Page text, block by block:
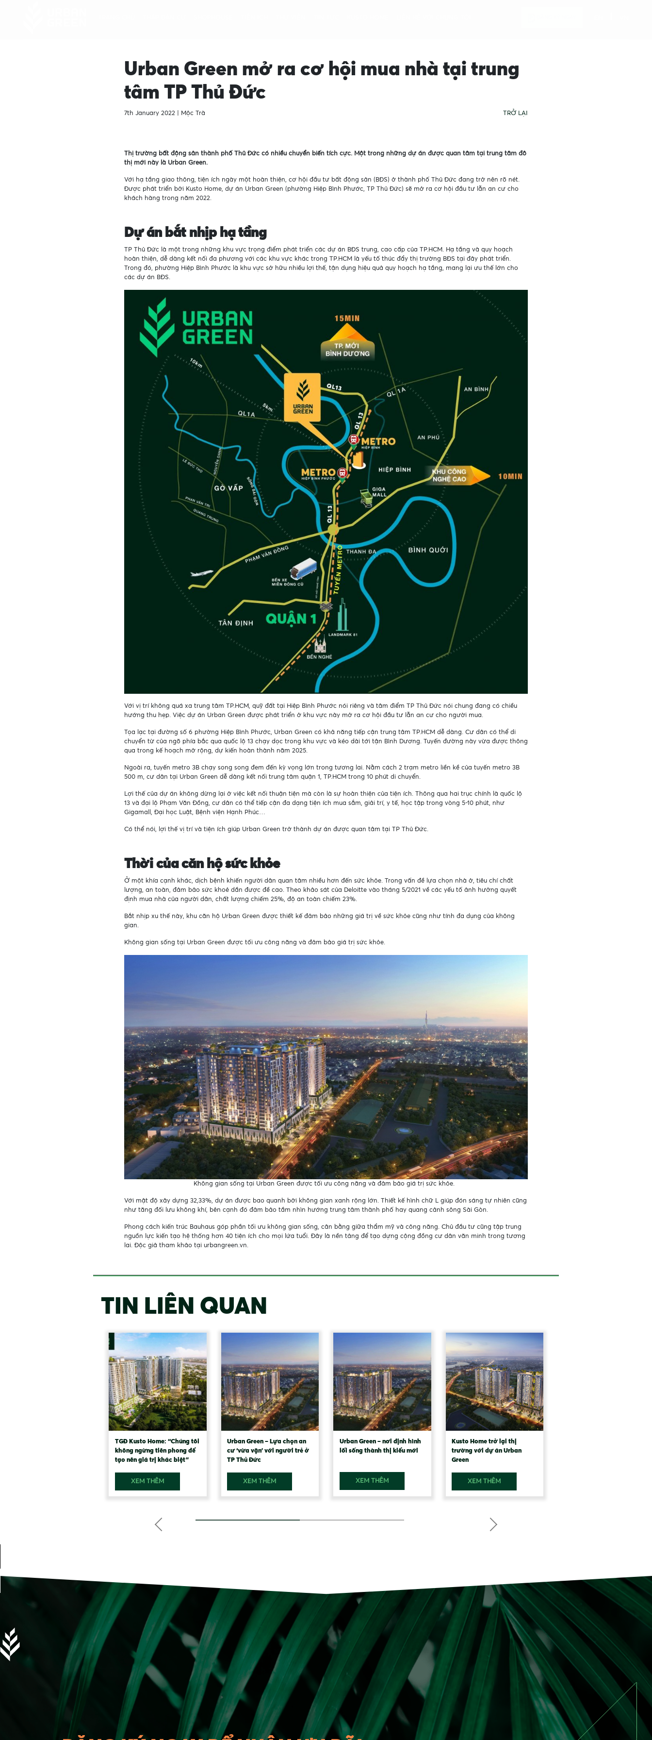
Urban Green mở ra cơ hội mua nhà tại trung
tâm TP Thủ Đức
7th January 2022 | Mộc Trà TRỞ LẠI
Thị trường bất động sản thành phố Thủ Đức có nhiều chuyển biến tích cực. Một trong những dự án được quan tâm tại trung tâm đô
thị mới này là Urban Green.
Với hạ tầng giao thông, tiện ích ngày một hoàn thiện, cơ hội đầu tư bất động sản (BĐS) ở thành phố Thủ Đức đang trở nên rõ nét.
Được phát triển bởi Kusto Home, dự án Urban Green (phường Hiệp Bình Phước, TP Thủ Đức) sẽ mở ra cơ hội đầu tư lẫn an cư cho
khách hàng trong năm 2022.
Dự án bắt nhịp hạ tầng
TP Thủ Đức là một trong những khu vực trọng điểm phát triển các dự án BĐS trung, cao cấp của TP.HCM. Hạ tầng và quy hoạch
hoàn thiện, dễ dàng kết nối đa phương với các khu vực khác trong TP.HCM là yếu tố thúc đẩy thị trường BĐS tại đây phát triển.
Trong đó, phường Hiệp Bình Phước là khu vực sở hữu nhiều lợi thế, tận dụng hiệu quả quy hoạch hạ tầng, mang lại ưu thế lớn cho
các dự án BĐS.
Với vị trí không quá xa trung tâm TP.HCM, quỹ đất tại Hiệp Bình Phước nói riêng và tâm điểm TP Thủ Đức nói chung đang có chiều
hướng thu hẹp. Việc dự án Urban Green được phát triển ở khu vực này mở ra cơ hội đầu tư lẫn an cư cho người mua.
Tọa lạc tại đường số 6 phường Hiệp Bình Phước, Urban Green có khả năng tiếp cận trung tâm TP.HCM dễ dàng. Cư dân có thể di
chuyển từ của ngõ phía bắc qua quốc lộ 13 chạy dọc trong khu vực và kéo dài tới tận Bình Dương. Tuyến đường này vừa được thông
qua trong kế hoạch mở rộng, dự kiến hoàn thành năm 2025.
Ngoài ra, tuyến metro 3B chạy song song đem đến kỳ vọng lớn trong tương lai. Nằm cách 2 trạm metro liền kề của tuyến metro 3B
500 m, cư dân tại Urban Green dễ dàng kết nối trung tâm quận 1, TP.HCM trong 10 phút di chuyển.
Lợi thế của dự án không dừng lại ở việc kết nối thuận tiện mà còn là sự hoàn thiện của tiện ích. Thông qua hai trục chính là quốc lộ
13 và đại lộ Phạm Văn Đồng, cư dân có thể tiếp cận đa dạng tiện ích mua sắm, giải trí, y tế, học tập trong vòng 5-10 phút, như
Gigamall, Đại học Luật, Bệnh viện Hạnh Phúc…
Có thể nói, lợi thế vị trí và tiện ích giúp Urban Green trở thành dự án được quan tâm tại TP Thủ Đức.
Thời của căn hộ sức khỏe
Ở một khía cạnh khác, dịch bệnh khiến người dân quan tâm nhiều hơn đến sức khỏe. Trong vấn đề lựa chọn nhà ở, tiêu chí chất
lượng, an toàn, đảm bảo sức khoẻ dần được đề cao. Theo khảo sát của Deloitte vào tháng 5/2021 về các yếu tố ảnh hưởng quyết
định mua nhà của người dân, chất lượng chiếm 25%, độ an toàn chiếm 23%.
Bắt nhịp xu thế này, khu căn hộ Urban Green được thiết kế đảm bảo những giá trị về sức khỏe cũng như tính đa dụng của không
gian.
Không gian sống tại Urban Green được tối ưu công năng và đảm bảo giá trị sức khỏe.
Không gian sống tại Urban Green được tối ưu công năng và đảm bảo giá trị sức khỏe.
Với mật độ xây dựng 32,33%, dự án được bao quanh bởi không gian xanh rộng lớn. Thiết kế hình chữ L giúp đón sáng tự nhiên cũng
như tăng đối lưu không khí, bên cạnh đó đảm bảo tầm nhìn hướng trung tâm thành phố hay quang cảnh sông Sài Gòn.
Phong cách kiến trúc Bauhaus góp phần tối ưu không gian sống, cân bằng giữa thẩm mỹ và công năng. Chủ đầu tư cũng tập trung
nguồn lực kiến tạo hệ thống hơn 40 tiện ích cho mọi lứa tuổi. Đây là nền tảng để tạo dựng cộng đồng cư dân văn minh trong tương
lai. Độc giả tham khảo tại urbangreen.vn.
TIN LIÊN QUAN
TGĐ Kusto Home: “Chúng tôi
không ngừng tiên phong để
tạo nên giá trị khác biệt”
XEM THÊM
Urban Green – Lựa chọn an
cư ‘vừa vặn’ với người trẻ ở
TP Thủ Đức
XEM THÊM
Urban Green – nơi định hình
lối sống thành thị kiểu mới
XEM THÊM
Kusto Home trở lại thị
trường với dự án Urban
Green
XEM THÊM